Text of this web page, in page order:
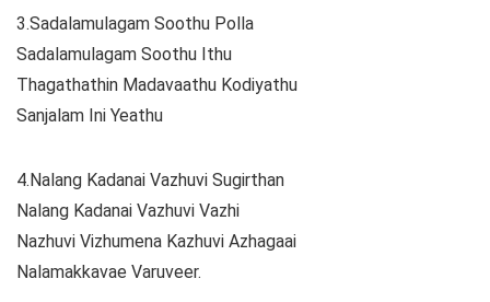
3.Sadalamulagam Soothu Polla
Sadalamulagam Soothu Ithu
Thagathathin Madavaathu Kodiyathu
Sanjalam Ini Yeathu
4.Nalang Kadanai Vazhuvi Sugirthan
Nalang Kadanai Vazhuvi Vazhi
Nazhuvi Vizhumena Kazhuvi Azhagaai
Nalamakkavae Varuveer.